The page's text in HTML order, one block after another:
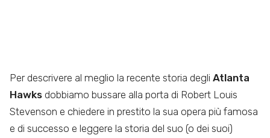
Per descrivere al meglio la recente storia degli Atlanta
Hawks dobbiamo bussare alla porta di Robert Louis
Stevenson e chiedere in prestito la sua opera più famosa
e di successo e leggere la storia del suo (o dei suoi)